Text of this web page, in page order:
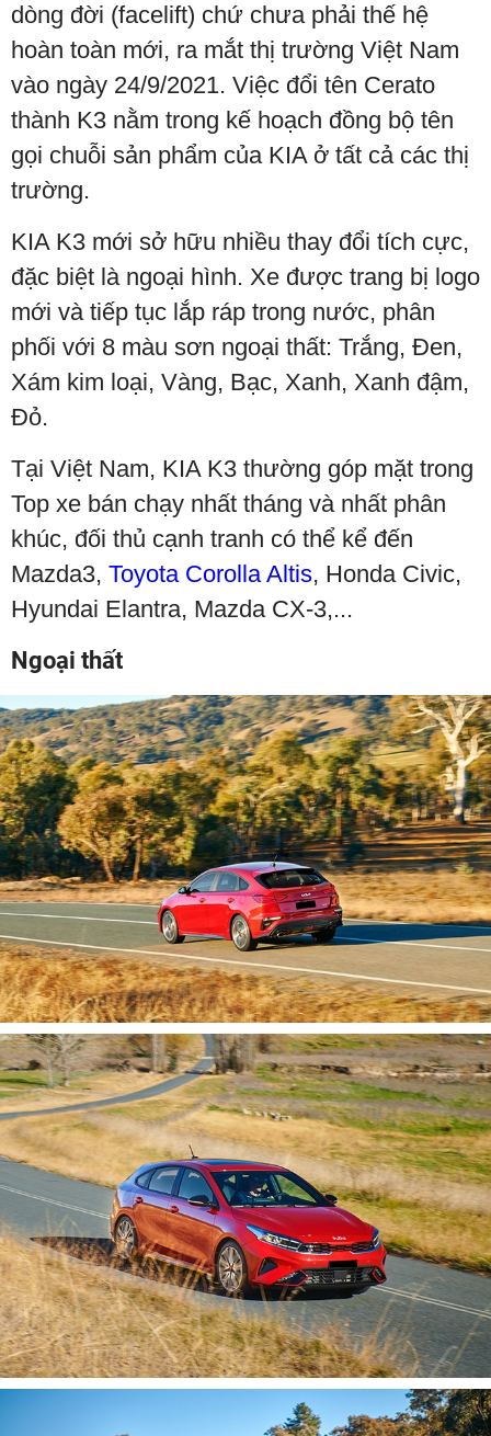
dòng đời (facelift) chứ chưa phải thế hệ
hoàn toàn mới, ra mắt thị trường Việt Nam
vào ngày 24/9/2021. Việc đổi tên Cerato
thành K3 nằm trong kế hoạch đồng bộ tên
gọi chuỗi sản phẩm của KIA ở tất cả các thị
trường.
KIA K3 mới sở hữu nhiều thay đổi tích cực,
đặc biệt là ngoại hình. Xe được trang bị logo
mới và tiếp tục lắp ráp trong nước, phân
phối với 8 màu sơn ngoại thất: Trắng, Đen,
Xám kim loại, Vàng, Bạc, Xanh, Xanh đậm,
Đỏ.
Tại Việt Nam, KIA K3 thường góp mặt trong
Top xe bán chạy nhất tháng và nhất phân
khúc, đối thủ cạnh tranh có thể kể đến
Mazda3, Toyota Corolla Altis, Honda Civic,
Hyundai Elantra, Mazda CX-3,...
Ngoại thất